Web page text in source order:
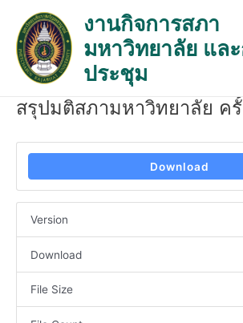
content
งานกิจการสภา
มหาวิทยาลัย แล
ประชุม
สรุปมติสภามหาวิทยาลัย ค
Download
Version
Download
File Size
navigation